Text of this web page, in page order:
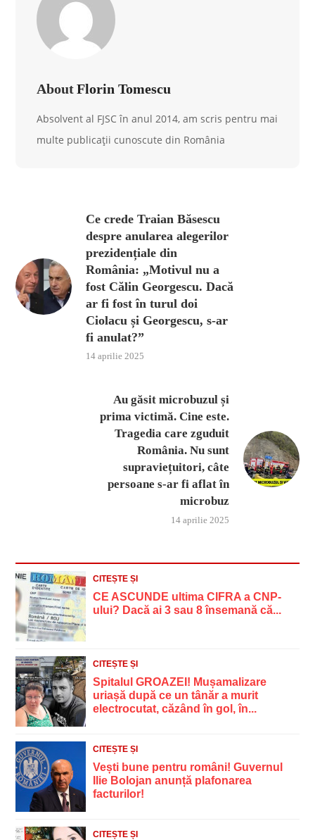
About Florin Tomescu
Absolvent al FJSC în anul 2014, am scris pentru mai
multe publicații cunoscute din România
Ce crede Traian Băsescu
despre anularea alegerilor
prezidențiale din
România: „Motivul nu a
fost Călin Georgescu. Dacă
ar fi fost în turul doi
Ciolacu și Georgescu, s-ar
fi anulat?”
14 aprilie 2025
Au găsit microbuzul și
prima victimă. Cine este.
Tragedia care zguduit
România. Nu sunt
supraviețuitori, câte
persoane s-ar fi aflat în
microbuz
14 aprilie 2025
CITEȘTE ȘI
CE ASCUNDE ultima CIFRA a CNP-
ului? Dacă ai 3 sau 8 însemană că...
CITEȘTE ȘI
Spitalul GROAZEI! Mușamalizare
uriașă după ce un tânăr a murit
electrocutat, căzând în gol, în...
CITEȘTE ȘI
Vești bune pentru români! Guvernul
Ilie Bolojan anunță plafonarea
facturilor!
CITEȘTE ȘI